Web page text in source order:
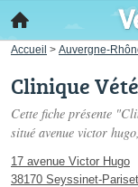
Accueil > Auvergne-
Clinique
Cette fiche présente
situé avenue victor hugo
17 avenue Victor Hugo
38170 Seyssinet-Pariset